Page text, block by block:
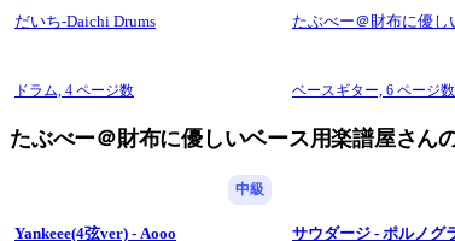
This is a two-line score with a staff and a TAB score.
The TAB numbers are large to make them easy to see,
layout that is very easy to read. Fingering varies from
◆Other songs
Please enjoy playing!
Have fun playing! ! !.
이 페이지를 방문해 주셔서 감사합니다!
저는 '가성비 좋은 음악을 만든다'는 모토 아래 가격과 품
だいち-Daichi Drums
ドラム, 4 ページ数
たぶべー＠財布に優し
ベースギター,6 ページ数
たぶべー＠財布に優しいベース用楽譜屋さん
中級
Yankeee(4弦ver) - Aooo サウダージ - ポルノグ